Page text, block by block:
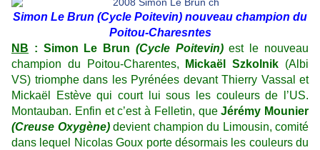
Simon Le Brun (Cycle Poitevin) nouveau champion du
Poitou-Charesntes
NB : Simon Le Brun (Cycle Poitevin)est le nouveau
champion du Poitou-Charentes,
Mickaël Szkolnik (Albi
VS) triomphe dans les Pyrénées devant Thierry Vassal et
Mickaël Estève qui court lui sous les couleurs de l’US.
Montauban. Enfin et c’est à Felletin, queJérémy Mounier
(Creuse Oxygène)devient champion du Limousin, comité
dans lequel Nicolas Goux porte désormais les couleurs du